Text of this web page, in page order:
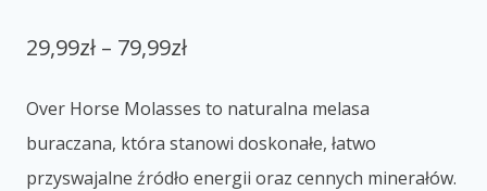
29,99zł – 79,99zł
Over Horse Molasses to naturalna melasa
buraczana, która stanowi doskonałe, łatwo
przyswajalne źródło energii oraz cennych minerałów.